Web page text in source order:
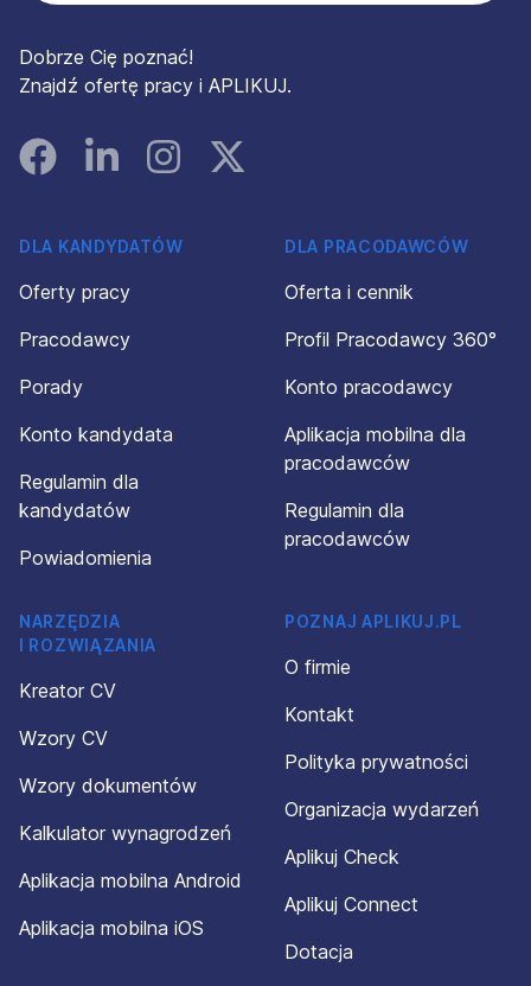
Dobrze Cię poznać!
Znajdź ofertę pracy i APLIKUJ.
FacebookLinked InInstagramInstagram
DLA KANDYDATÓW
Oferty pracy
Pracodawcy
Porady
Konto kandydata
Regulamin dla
kandydatów
Powiadomienia
DLA PRACODAWCÓW
Oferta i cennik
Profil Pracodawcy 360°
Konto pracodawcy
Aplikacja mobilna dla
pracodawców
Regulamin dla
pracodawców
NARZĘDZIA
I ROZWIĄZANIA
Kreator CV
Wzory CV
Wzory dokumentów
Kalkulator wynagrodzeń
Aplikacja mobilna Android
Aplikacja mobilna iOS
POZNAJ APLIKUJ.PL
O firmie
Kontakt
Polityka prywatności
Organizacja wydarzeń
Aplikuj Check
Aplikuj Connect
Dotacja